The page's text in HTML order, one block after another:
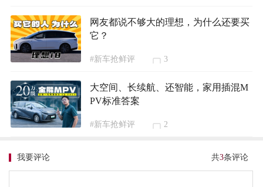
网友都说不够大的理想，为什么还要买
它？
#新车抢鲜评 3
大空间、长续航、还智能，家用插混M
PV标准答案
#新车抢鲜评 2
共3条评论
我要评论